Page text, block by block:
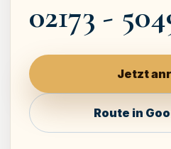
02173 -
Jetzt
Route in